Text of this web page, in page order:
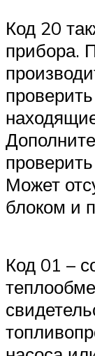
Код 20
прибора.
Может
блоком и
Код 01 –